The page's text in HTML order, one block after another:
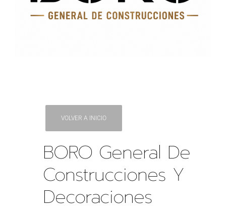
VOLVER A INICIO
BORO General De
Construcciones Y
Decoraciones